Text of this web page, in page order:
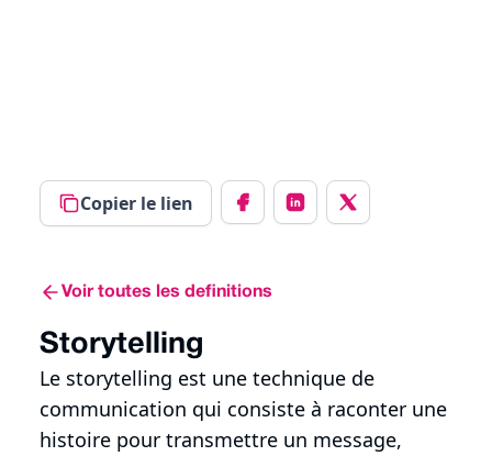
Copier le lien
Voir toutes les definitions
Storytelling
Le storytelling est une technique de
communication qui consiste à raconter une
histoire pour transmettre un message,